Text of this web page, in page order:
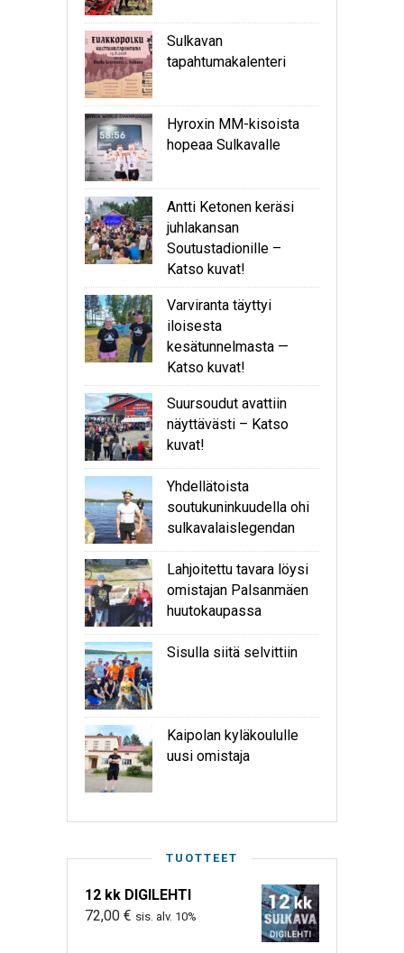
Sulkavan
tapahtumakalenteri
Hyroxin MM-kisoista
hopeaa Sulkavalle
Antti Ketonen keräsi
juhlakansan
Soutustadionille –
Katso kuvat!
Varviranta täyttyi
iloisesta
kesätunnelmasta —
Katso kuvat!
Suursoudut avattiin
näyttävästi – Katso
kuvat!
Yhdellätoista
soutukuninkuudella ohi
sulkavalaislegendan
Lahjoitettu tavara löysi
omistajan Palsanmäen
huutokaupassa
Sisulla siitä selvittiin
Kaipolan kyläkoululle
uusi omistaja
TUOTTEET
12 kk DIGILEHTI
72,00 € sis. alv. 10%